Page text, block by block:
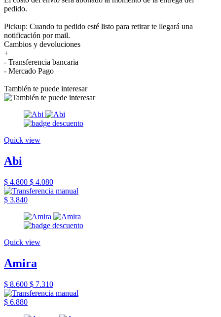
pedido.
Pickup: Cuando tu pedido esté listo para retirar te llegará una
notificación por mail.
Cambios y devoluciones
+
- Transferencia bancaria
- Mercado Pago
También te puede interesar
Quick view
Abi
$ 4.800 $ 4.080
$ 3.840
Quick view
Amira
$ 8.600 $ 7.310
$ 6.880